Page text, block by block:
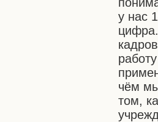
у нас
чём
том,